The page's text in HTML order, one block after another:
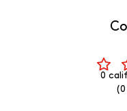
0